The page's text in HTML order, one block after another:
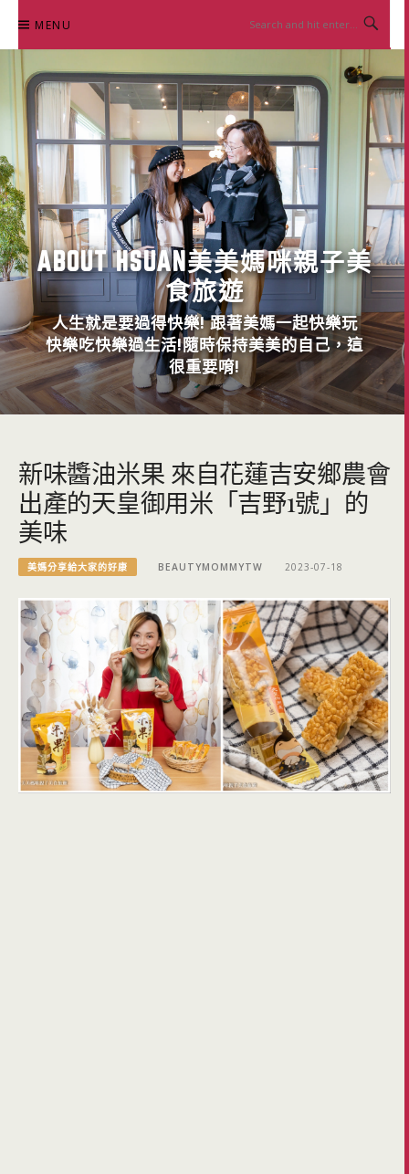
content
MENU
ABOUT HSUAN美美媽咪親子美
食旅遊
人生就是要過得快樂! 跟著美媽一起快樂玩
快樂吃快樂過生活!隨時保持美美的自己，這
很重要唷!
新味醬油米果 來自花蓮吉安鄉農會
出產的天皇御用米「吉野1號」的
美味
美媽分享給大家的好康 BEAUTYMOMMYTW 2023-07-18